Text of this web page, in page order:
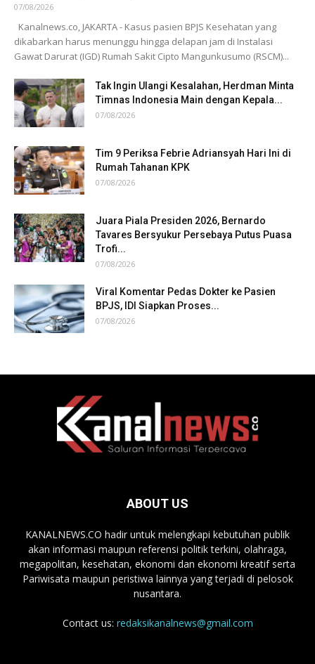
07/08/2026
Kanalnews.co, JAKARTA - Kasus pasien BPJS Kesehatan yang
dikabarkan harus menunggu hingga delapan jam di Instalasi
Gawat Darurat (IGD) Rumah Sakit Cipto Mangunkusumo (RSCM)...
Tak Ingin Ulangi Kesalahan, Herdman Minta
Timnas Indonesia Main dengan Kepala...
07/08/2026
Tim 9 Periksa Febrie Adriansyah Hari Ini di
Rumah Tahanan KPK
07/08/2026
Juara Piala Presiden 2026, Bernardo
Tavares Bersyukur Persebaya Putus Puasa
Trofi...
07/08/2026
Viral Komentar Pedas Dokter ke Pasien
BPJS, IDI Siapkan Proses...
07/08/2026
ABOUT US
KANALNEWS.CO hadir untuk melengkapi kebutuhan publik
akan informasi maupun referensi politik terkini, olahraga,
megapolitan, kesehatan, ekonomi dan ekonomi kreatif serta
Pariwisata maupun peristiwa lainnya yang terjadi di pelosok
nusantara.
Contact us: redaksikanalnews@gmail.com